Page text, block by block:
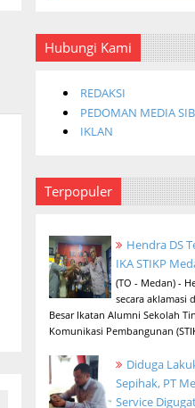
Hubungi Kami
REDAKSI
PEDOMAN MEDIA
IKLAN
Terpopuler
Hendra DS
IKA STIKP
(TO - Medan) -
secara aklamasi
Besar Ikatan Alumni Sekolah
Komunikasi Pembangunan
Diduga
Sepihak, PT
Service